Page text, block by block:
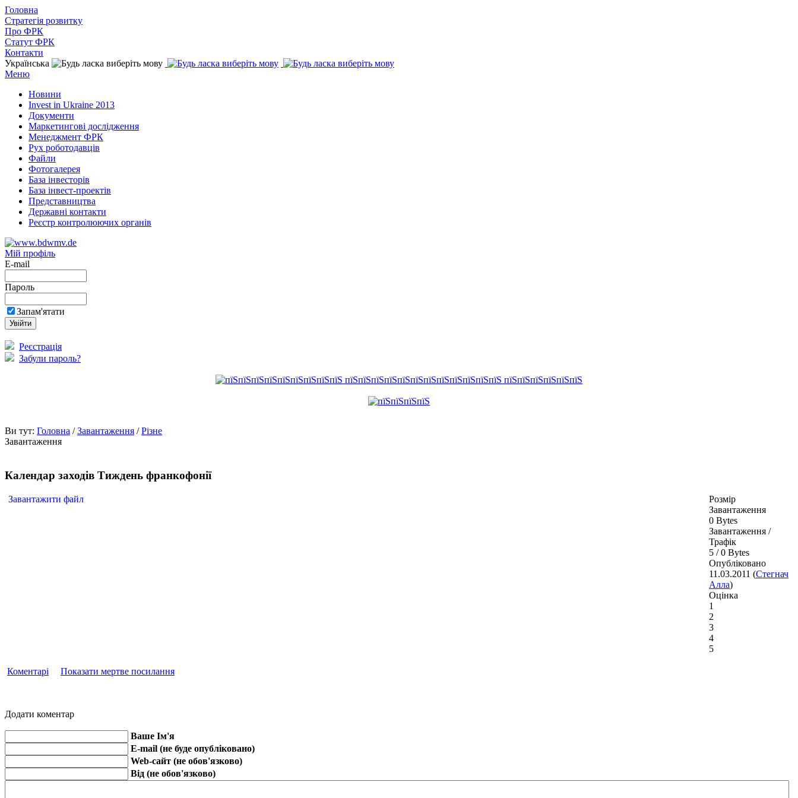
Головна
Стратегія розвитку
Про ФРК
Статут ФРК
Контакти
Українська
Меню
Новини
Invest in Ukraine 2013
Документи
Маркетингові дослідження
Менеджмент ФРК
Рух роботодавців
Файли
Фотогалерея
База інвесторів
База інвест-проектів
Представництва
Державні контакти
Реєстр контролюючих органів
Мій профіль
E-mail
Пароль
Запам'ятати
Реєстрація
Забули пароль?
Ви тут: Головна /Завантаження /Різне
Завантаження
Календар заходів Тиждень франкофонії
Завантажити файл
Розмір
Завантаження
0 Bytes
Завантаження /
Трафік
5 / 0 Bytes
Опубліковано
11.03.2011 (Стегнач
Алла)
Оцінка
1
2
3
4
5
Коментарі Показати мертве посилання
Додати коментар
Ваше Ім'я
E-mail (не буде опубліковано)
Web-сайт (не обов'язково)
Від (не обов'язково)